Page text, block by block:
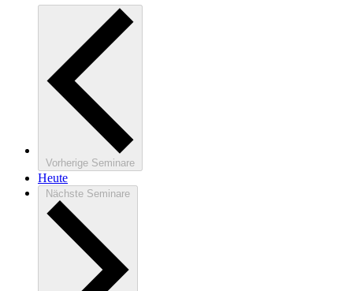
Vorherige Seminare
Heute
Nächste Seminare